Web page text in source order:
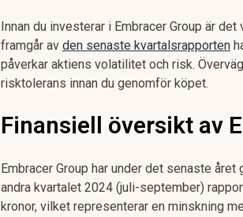
Innan du investerar i Embracer Group är
framgår av den senaste kvartalsrapporten
påverkar aktiens volatilitet och risk.
risktolerans innan du genomför köpet.
Finansiell översikt av
Embracer Group har under det senaste
andra kvartalet 2024 (juli-september)
kronor, vilket representerar en minskning